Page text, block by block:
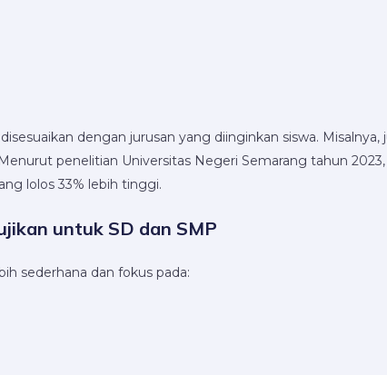
dengan jurusan yang diinginkan siswa.
penelitian Universitas Negeri Semarang tahun
lolos 33% lebih tinggi.
untuk SD dan SMP
sederhana dan fokus pada: